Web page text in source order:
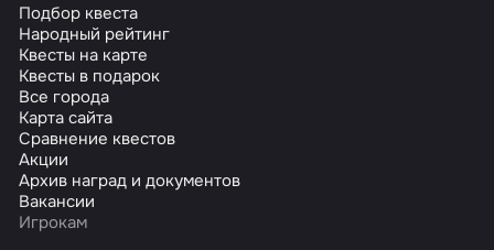
Подбор квеста
Народный рейтинг
Квесты на карте
Квесты в подарок
Все города
Карта сайта
Сравнение квестов
Акции
Архив наград и документов
Вакансии
Игрокам